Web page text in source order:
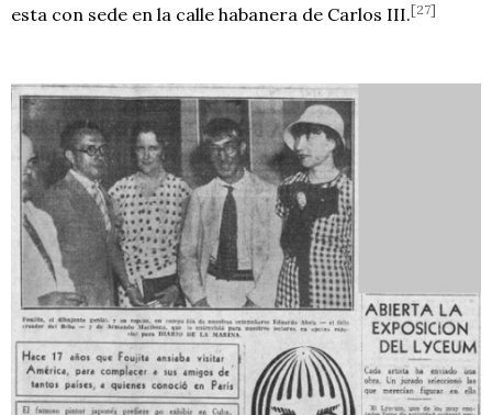
esta con sede en la calle habanera de Carlos III.[27]